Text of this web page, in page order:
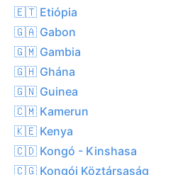
🇪🇹 Etiópia
🇬🇦 Gabon
🇬🇲 Gambia
🇬🇭 Ghána
🇬🇳 Guinea
🇨🇲 Kamerun
🇰🇪 Kenya
🇨🇩 Kongó - Kinshasa
🇨🇬 Kongói Köztársaság